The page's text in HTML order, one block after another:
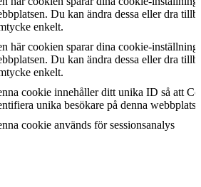
Du kan ändra dessa eller dra
enkelt.
här cookien sparar dina cookie-
Du kan ändra dessa eller dra
enkelt.
cookie innehåller ditt unika ID så att
unika besökare på denna webbplats.
cookie används för sessionsanalys